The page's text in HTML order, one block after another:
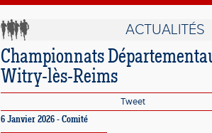
ACTUALITÉS
Championnats
Witry-lès-Reims
Tweet
6 Janvier 2026 - Comité